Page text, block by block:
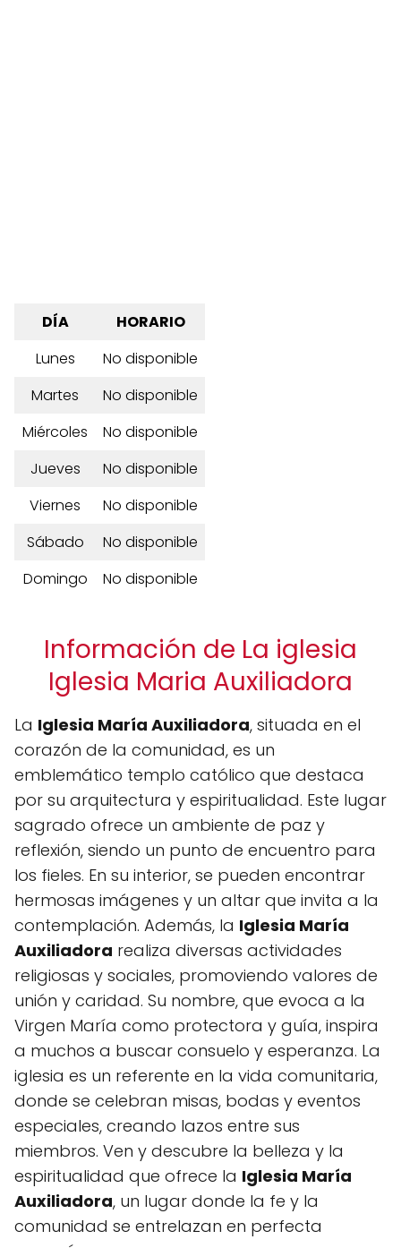
DÍA
HORARIO
Lunes
No disponible
Martes
No disponible
Miércoles
No disponible
Jueves
No disponible
Viernes
No disponible
Sábado
No disponible
Domingo
No disponible
Información de La iglesia
Iglesia Maria Auxiliadora
La Iglesia María Auxiliadora, situada en el
corazón de la comunidad, es un
emblemático templo católico que destaca
por su arquitectura y espiritualidad. Este lugar
sagrado ofrece un ambiente de paz y
reflexión, siendo un punto de encuentro para
los fieles. En su interior, se pueden encontrar
hermosas imágenes y un altar que invita a la
contemplación. Además, la Iglesia María
Auxiliadora realiza diversas actividades
religiosas y sociales, promoviendo valores de
unión y caridad. Su nombre, que evoca a la
Virgen María como protectora y guía, inspira
a muchos a buscar consuelo y esperanza. La
iglesia es un referente en la vida comunitaria,
donde se celebran misas, bodas y eventos
especiales, creando lazos entre sus
miembros. Ven y descubre la belleza y la
espiritualidad que ofrece la Iglesia María
Auxiliadora, un lugar donde la fe y la
comunidad se entrelazan en perfecta